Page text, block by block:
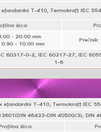
standardni T-410, Termokraft IEC
žica
– 20.00 mm
– 10.00 mm
Prečnik:
60317-0-2, IEC 60317-27, IEC
1-6
standardni T-410, Termokraft IEC
46433-DIN 40500/3), DIN
žica